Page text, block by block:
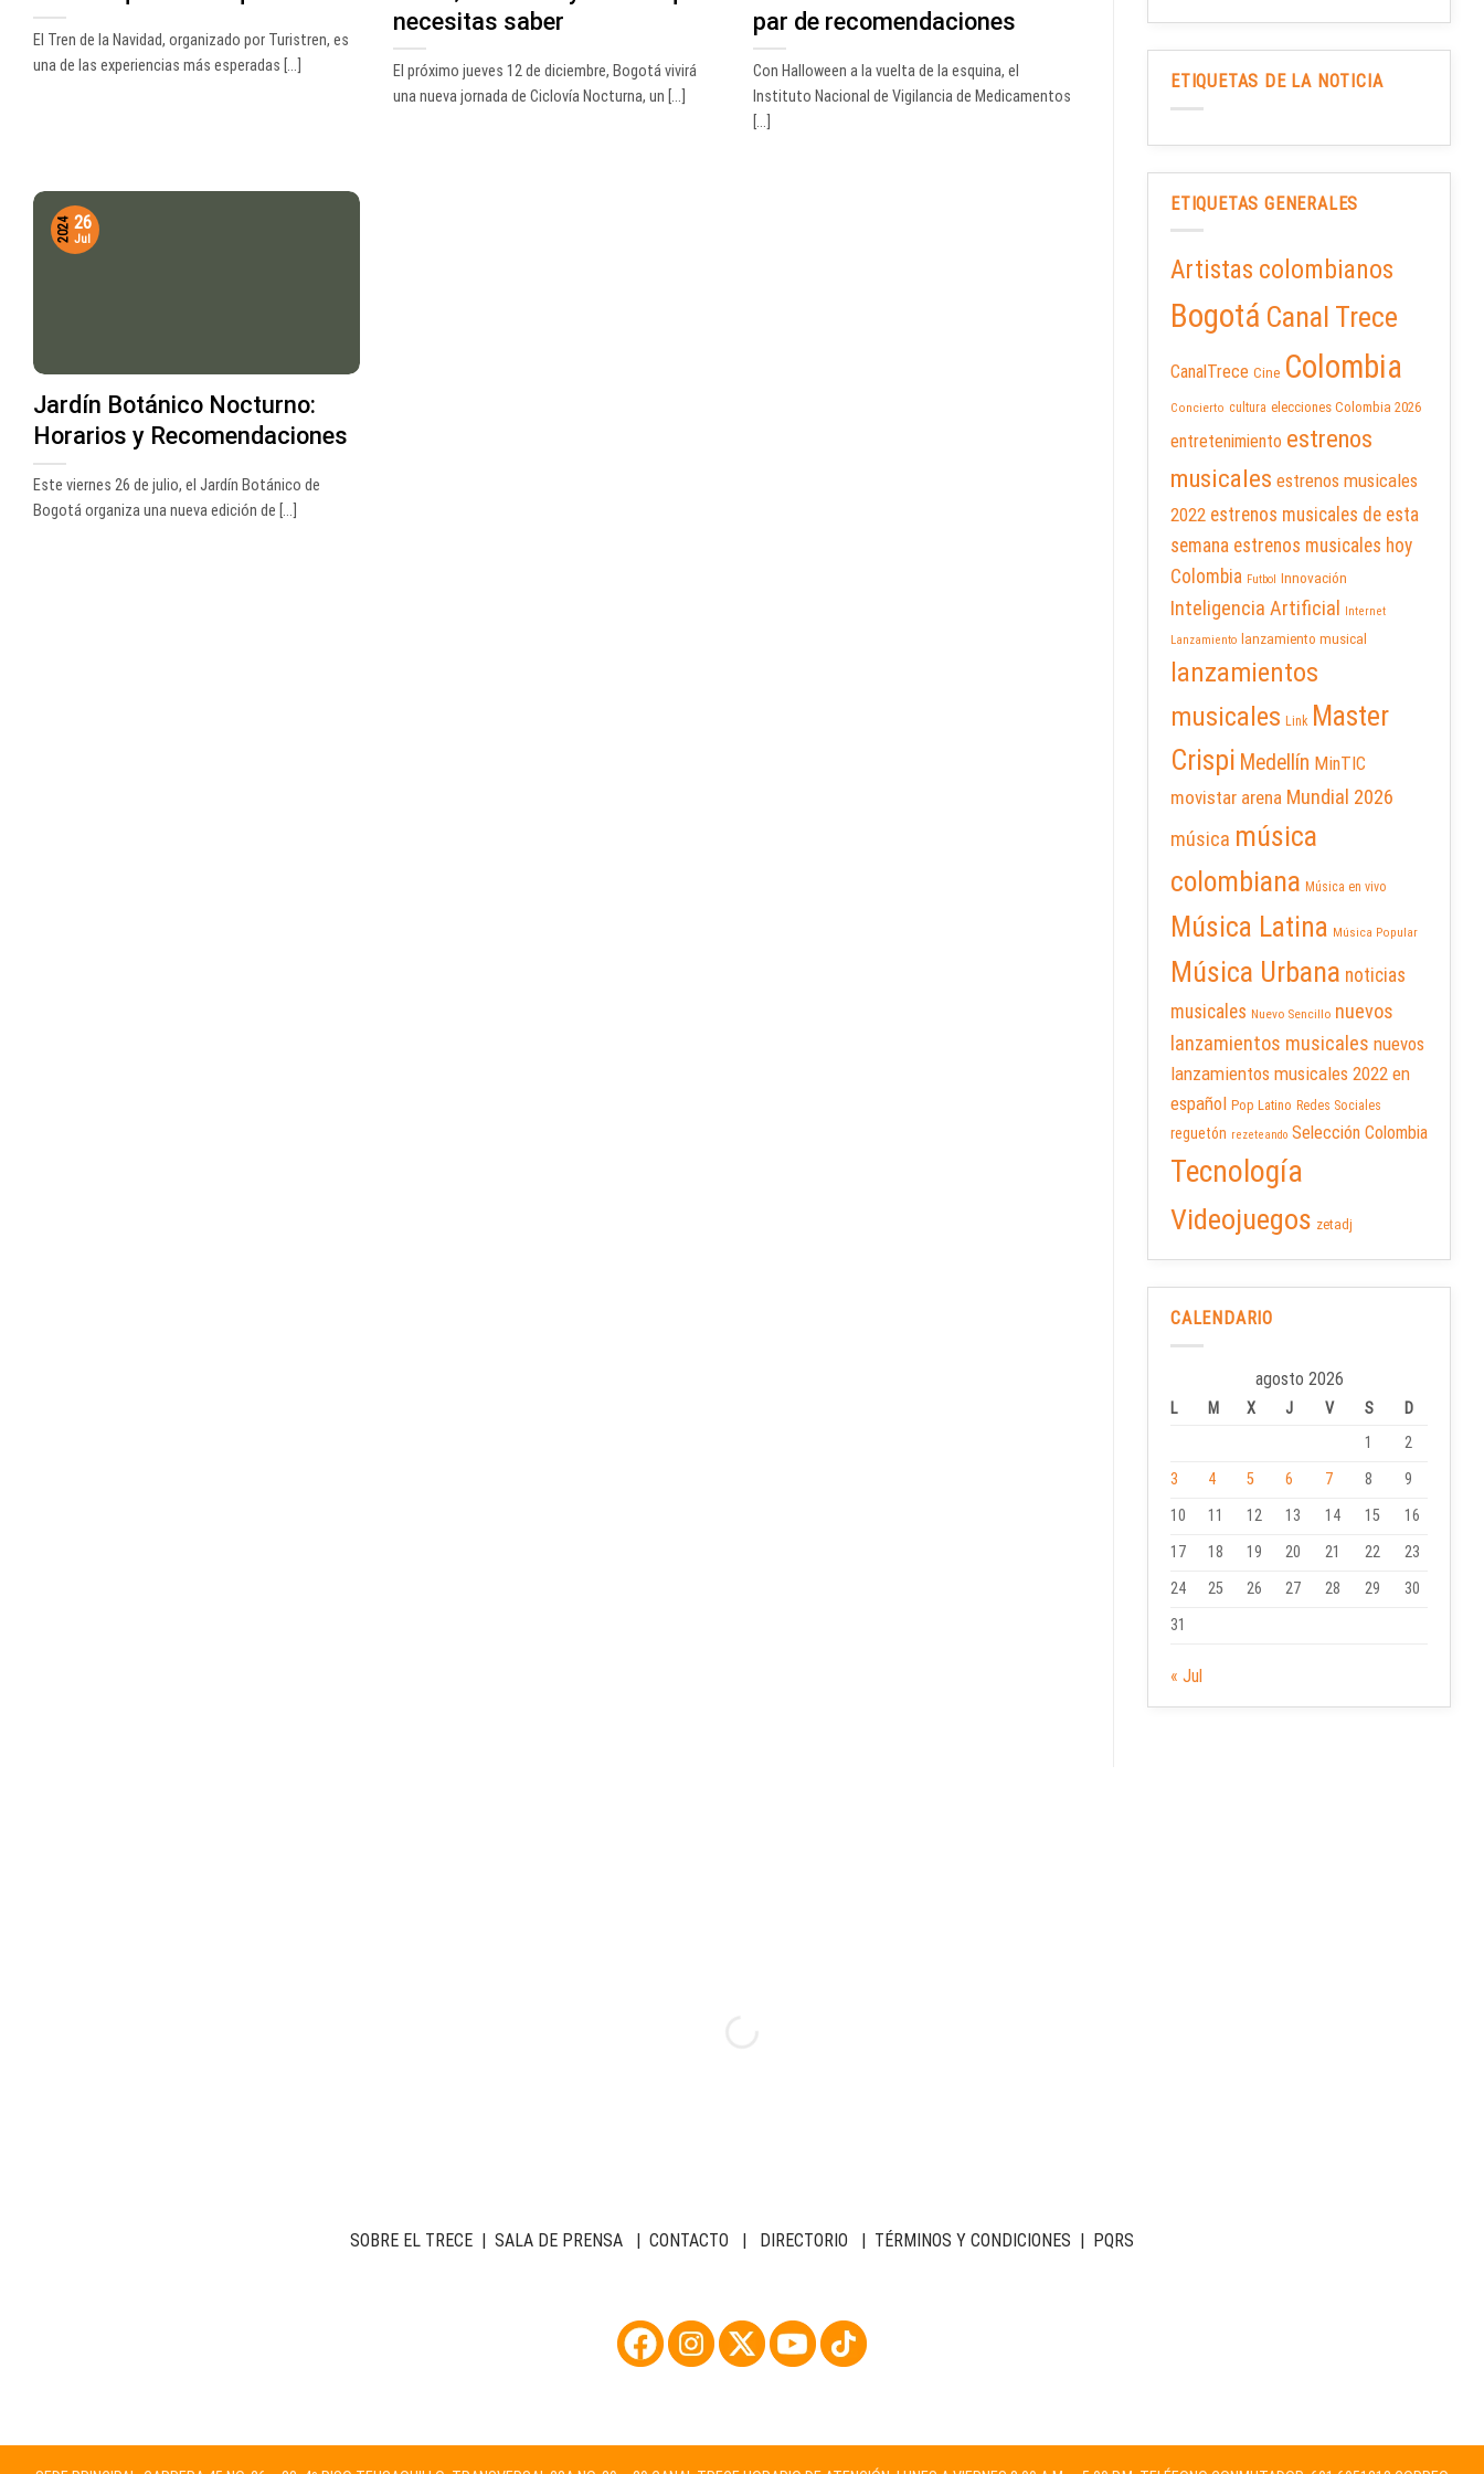
El Tren de la Navidad, organizado por Turistren, es
una de las experiencias más esperadas [...]
necesitas saber
El próximo jueves 12 de diciembre, Bogotá vivirá
una nueva jornada de Ciclovía Nocturna, un [...]
par de recomendaciones
Con Halloween a la vuelta de la esquina, el
Instituto Nacional de Vigilancia de Medicamentos
[...]
Jardín Botánico Nocturno:
Horarios y Recomendaciones
Este viernes 26 de julio, el Jardín Botánico de
Bogotá organiza una nueva edición de [...]
26
Jul
2024
ETIQUETAS DE LA NOTICIA
ETIQUETAS GENERALES
Artistas colombianos
Bogotá Canal Trece
CanalTrece Cine Colombia
Concierto cultura elecciones Colombia 2026
entretenimiento estrenos
musicales estrenos musicales
2022 estrenos musicales de esta
semana estrenos musicales hoy
Colombia Futbol Innovación
Inteligencia Artificial
Internet
Lanzamiento
lanzamiento musical
lanzamientos
musicales Link Master
Crispi Medellín MinTIC
movistar arena Mundial 2026
música música
colombiana Música en vivo
Música Latina Música Popular
Música Urbana noticias
musicales Nuevo Sencillo nuevos
lanzamientos musicales nuevos
lanzamientos musicales 2022 en
español Pop Latino Redes Sociales
reguetón rezeteando Selección Colombia
Tecnología
Videojuegos zetadj
CALENDARIO
agosto 2026
L M X J V S
D
1
2
3
4 5 6 7 8
9
10
11 12 13 14 15
16
17
18 19 20 21 22
23
24
25 26 27 28 29
30
31
« Jul
SOBRE EL TRECE | SALA DE PRENSA | CONTACTO | DIRECTORIO | TÉRMINOS Y CONDICIONES | PQRS